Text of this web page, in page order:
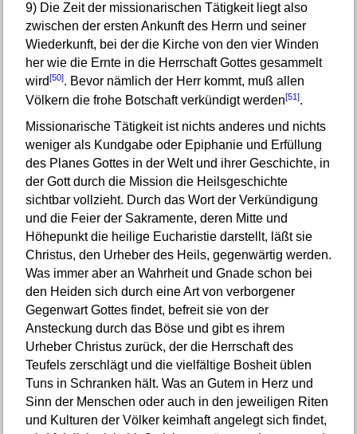
9)Die Zeit der missionarischen Tätigkeit liegt also
zwischen der ersten Ankunft des Herrn und seiner
Wiederkunft, bei der die Kirche von den vier Winden
her wie die Ernte in die Herrschaft Gottes gesammelt
wird [50]. Bevor nämlich der Herr kommt, muß allen
Völkern die frohe Botschaft verkündigt werden[51].
Missionarische Tätigkeit ist nichts anderes und nichts
weniger als Kundgabe oder Epiphanie und Erfüllung
des Planes Gottes in der Welt und ihrer Geschichte, in
der Gott durch die Mission die Heilsgeschichte
sichtbar vollzieht. Durch das Wort der Verkündigung
und die Feier der Sakramente, deren Mitte und
Höhepunkt die heilige Eucharistie darstellt, läßt sie
Christus, den Urheber des Heils, gegenwärtig werden.
Was immer aber an Wahrheit und Gnade schon bei
den Heiden sich durch eine Art von verborgener
Gegenwart Gottes findet, befreit sie von der
Ansteckung durch das Böse und gibt es ihrem
Urheber Christus zurück, der die Herrschaft des
Teufels zerschlägt und die vielfältige Bosheit üblen
Tuns in Schranken hält. Was an Gutem in Herz und
Sinn der Menschen oder auch in den jeweiligen Riten
und Kulturen der Völker keimhaft angelegt sich findet,